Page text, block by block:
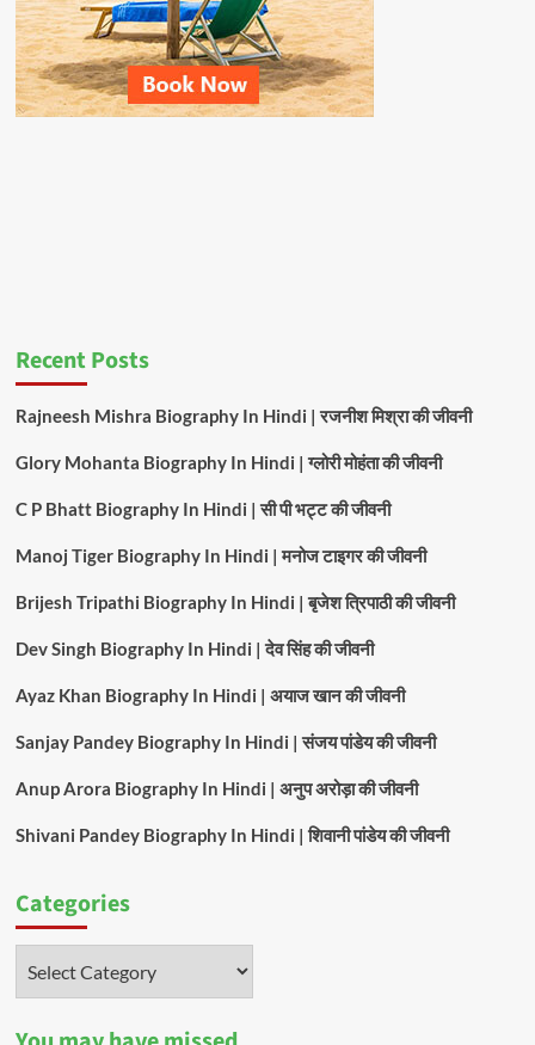
Recent Posts
Rajneesh Mishra Biography In Hindi | रजनीश मिश्रा की जीवनी
Glory Mohanta Biography In Hindi | ग्लोरी मोहंता की जीवनी
C P Bhatt Biography In Hindi | सी पी भट्ट की जीवनी
Manoj Tiger Biography In Hindi | मनोज टाइगर की जीवनी
Brijesh Tripathi Biography In Hindi | बृजेश त्रिपाठी की जीवनी
Dev Singh Biography In Hindi | देव सिंह की जीवनी
Ayaz Khan Biography In Hindi | अयाज खान की जीवनी
Sanjay Pandey Biography In Hindi | संजय पांडेय की जीवनी
Anup Arora Biography In Hindi | अनुप अरोड़ा की जीवनी
Shivani Pandey Biography In Hindi | शिवानी पांडेय की जीवनी
Categories